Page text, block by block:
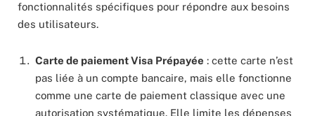
fonctionnalités spécifiques pour répondre aux besoins
des utilisateurs.
Carte de paiement Visa Prépayée : cette carte n’est
pas liée à un compte bancaire, mais elle fonctionne
comme une carte de paiement classique avec une
autorisation systématique. Elle limite les dépenses